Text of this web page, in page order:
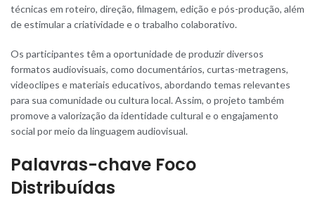
técnicas em roteiro, direção, filmagem, edição e pós-produção, além
de estimular a criatividade e o trabalho colaborativo.
Os participantes têm a oportunidade de produzir diversos
formatos audiovisuais, como documentários, curtas-metragens,
videoclipes e materiais educativos, abordando temas relevantes
para sua comunidade ou cultura local. Assim, o projeto também
promove a valorização da identidade cultural e o engajamento
social por meio da linguagem audiovisual.
Palavras-chave Foco
Distribuídas